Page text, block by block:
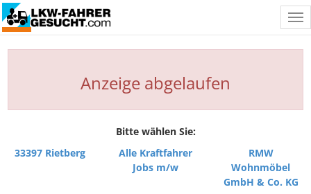
Anzeige abgelaufen
Bitte wählen Sie:
33397 Rietberg
Alle Kraftfahrer
Jobs m/w
RMW
Wohnmöbel
GmbH & Co. KG